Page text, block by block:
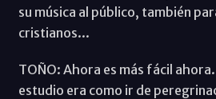
su música al público, también
cristianos...
TOÑO: Ahora es más fácil
estudio era como ir de